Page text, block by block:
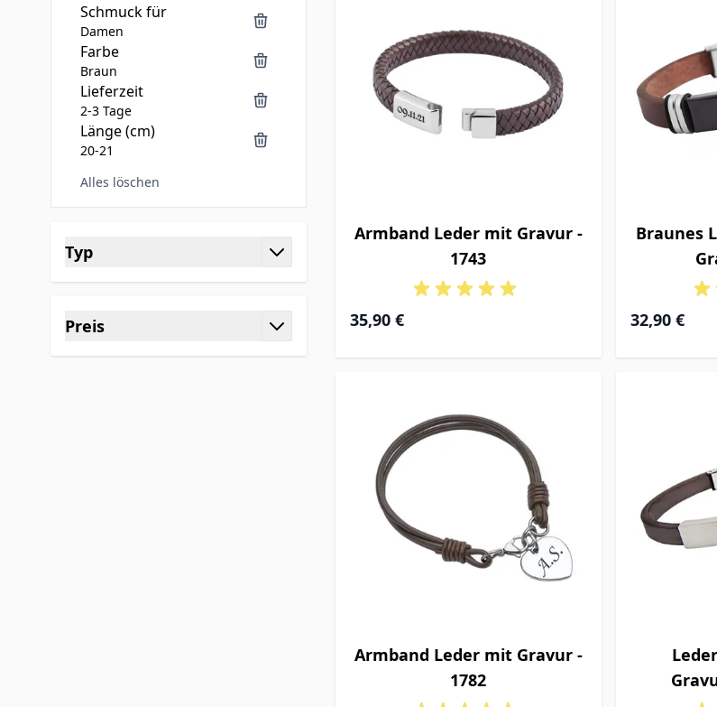
Schmuck für
Damen
Farbe
Braun
Lieferzeit
2-3 Tage
Länge (cm)
20-21
Alles löschen
Typ
Preis
Armband Leder mit Gravur -
1743
35,90 €
Braunes
32,90 €
Armband Leder mit Gravur -
1782